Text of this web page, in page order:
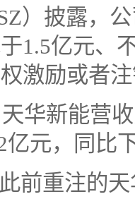
）披露，
1.5亿元、
激励或者
华新能营
亿元，同比
前重注的